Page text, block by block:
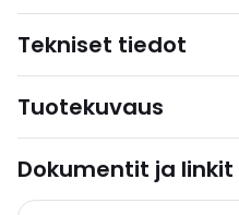
Tekniset tiedot
Tuotekuvaus
Dokumentit ja linkit